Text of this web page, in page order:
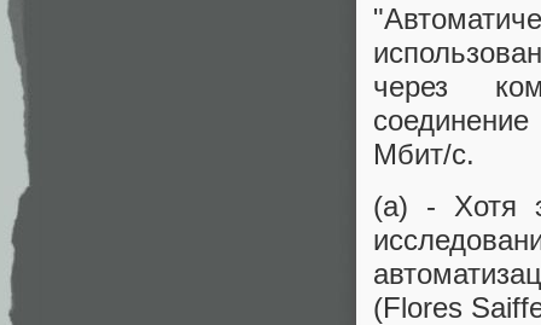
через
Мбит/с.
(a) - Хотя
(Flores